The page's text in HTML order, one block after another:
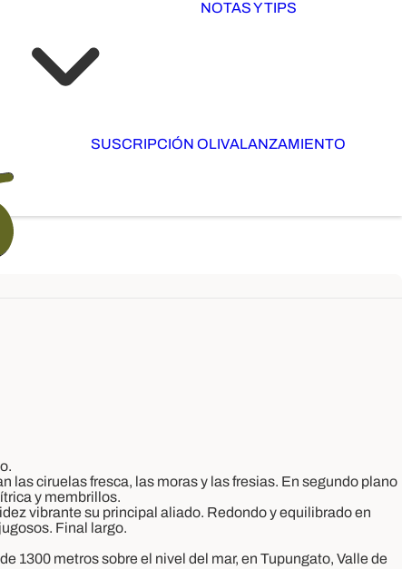
NOTAS Y TIPS
SUSCRIPCIÓN OLIVALANZAMIENTO
las ciruelas fresca, las moras y las fresias. En segundo plano
y membrillos.
vibrante su principal aliado. Redondo y equilibrado en
Final largo.
1300 metros sobre el nivel del mar, en Tupungato, Valle de